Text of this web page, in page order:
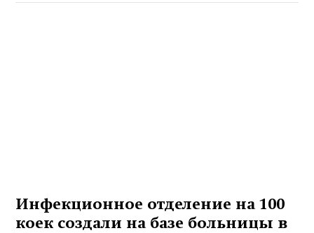
Инфекционное отделение на 100
коек создали на базе больницы в